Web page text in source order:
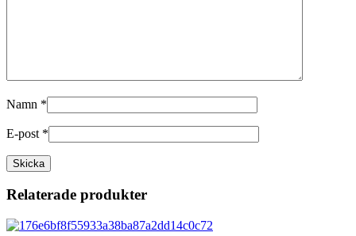
Namn *
E-post *
Relaterade produkter